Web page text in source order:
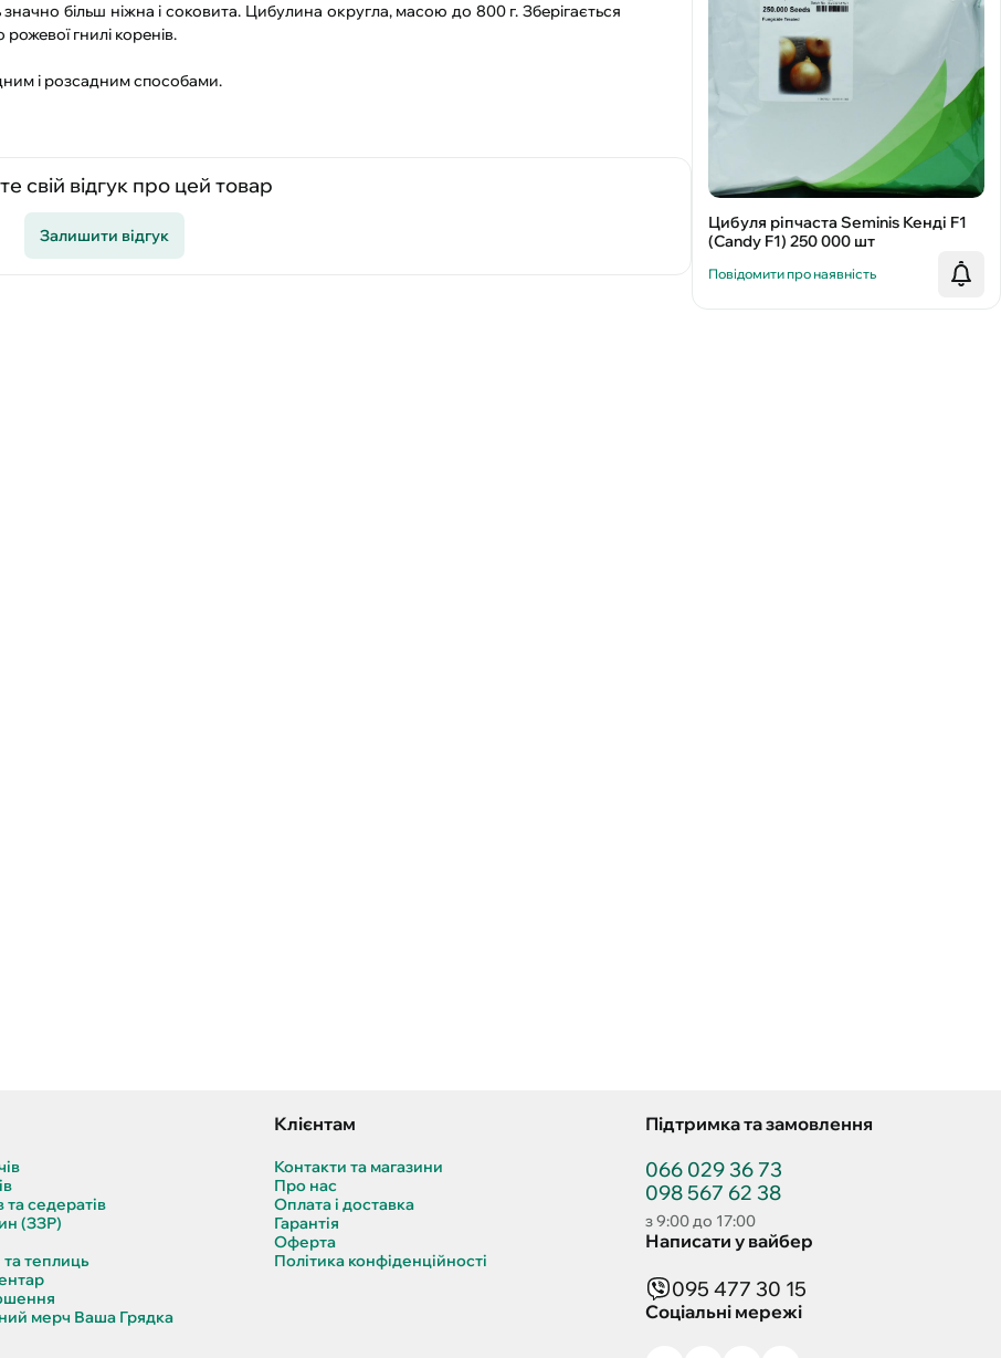
більш ніжна і соковита. Цибулина округла, масою до 800 г. Зберігається
гнилі коренів.
і розсадним способами.
свій відгук про цей товар
Залишити відгук
Цибуля ріпчаста Seminis Кенді F1
(Candy F1) 250 000 шт
Повідомити про наявність
та седератів
(ЗЗР)
теплиць
мерч Ваша Грядка
Клієнтам
Контакти та магазини
Про нас
Оплата і доставка
Гарантія
Оферта
Політика конфіденційності
Підтримка та замовлення
066 029 36 73
098 567 62 38
з 9:00 до 17:00
Написати у вайбер
095 477 30 15
Соціальні мережі